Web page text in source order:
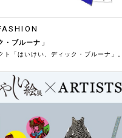
・ブルーナ」
ト「はいけい、ディック・ブルーナ」。